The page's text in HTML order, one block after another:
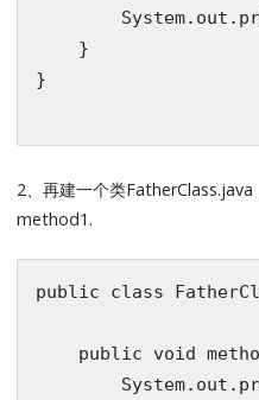
    }
}
2、再建一个类
method1.
public class
public void